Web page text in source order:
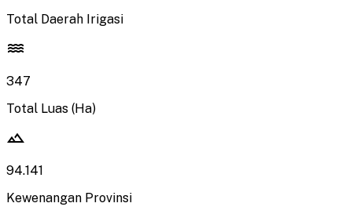
Total Daerah Irigasi
water
347
Total Luas (Ha)
landscape
94.141
Kewenangan Provinsi